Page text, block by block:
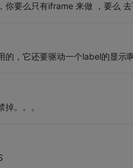
你要么只有iframe 来做 ，要么 去
，它还要驱动一个label的显示
。。。